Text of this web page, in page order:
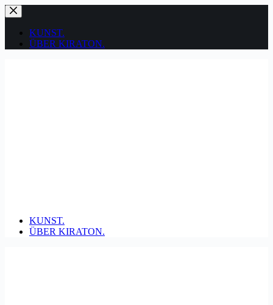
Zum
Inhalt
springenKUNST.
ÜBER KIRATON.
KUNST.
ÜBER KIRATON.